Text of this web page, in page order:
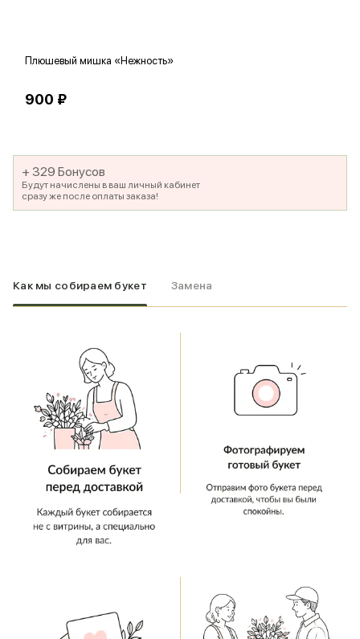
Плюшевый мишка «Нежность»
900 ₽
+ 329 Бонусов
Будут начислены в ваш личный кабинет
сразу же после оплаты заказа!
Как мы собираем букет Замена